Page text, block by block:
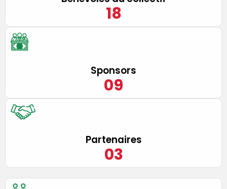
18
Sponsors
09
Partenaires
03